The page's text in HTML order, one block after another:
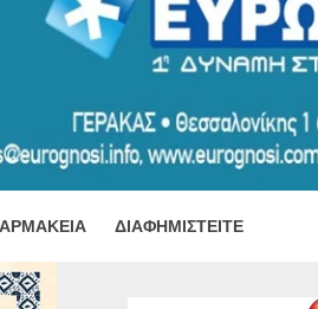
ΔΙΑΦΗΜΙΣΤΕΊΤΕ